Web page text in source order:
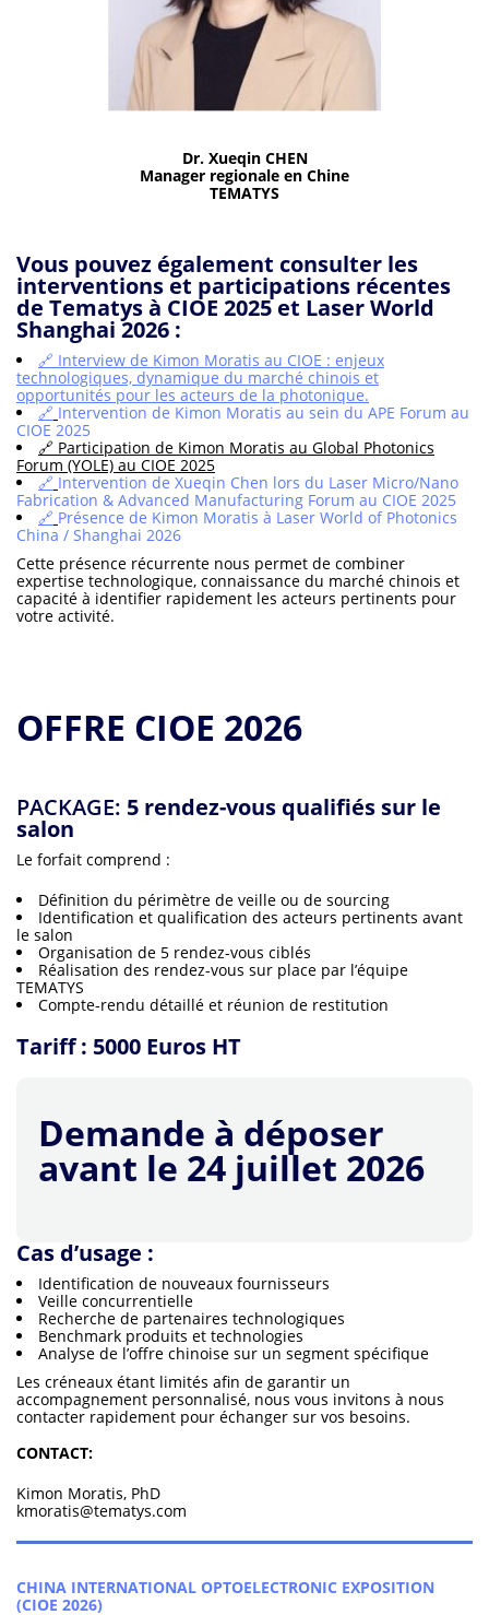
Dr. Xueqin CHEN
Manager regionale en Chine
TEMATYS
Vous pouvez également consulter les
interventions et participations récentes
de Tematys à CIOE 2025 et Laser World
Shanghai 2026 :
🔗 Interview de Kimon Moratis au CIOE : enjeux
technologiques, dynamique du marché chinois et
opportunités pour les acteurs de la photonique.
🔗 Intervention de Kimon Moratis au sein du APE Forum au
CIOE 2025
🔗 Participation de Kimon Moratis au Global Photonics
Forum (YOLE) au CIOE 2025
🔗 Intervention de Xueqin Chen lors du Laser Micro/Nano
Fabrication & Advanced Manufacturing Forum au CIOE 2025
🔗 Présence de Kimon Moratis à Laser World of Photonics
China / Shanghai 2026
Cette présence récurrente nous permet de combiner
expertise technologique, connaissance du marché chinois et
capacité à identifier rapidement les acteurs pertinents pour
votre activité.
OFFRE CIOE 2026
PACKAGE: 5 rendez-vous qualifiés sur le
salon
Le forfait comprend :
Définition du périmètre de veille ou de sourcing
Identification et qualification des acteurs pertinents avant
le salon
Organisation de 5 rendez-vous ciblés
Réalisation des rendez-vous sur place par l’équipe
TEMATYS
Compte-rendu détaillé et réunion de restitution
Tariff : 5000 Euros HT
Demande à déposer
avant le 24 juillet 2026
Cas d’usage :
Identification de nouveaux fournisseurs
Veille concurrentielle
Recherche de partenaires technologiques
Benchmark produits et technologies
Analyse de l’offre chinoise sur un segment spécifique
Les créneaux étant limités afin de garantir un
accompagnement personnalisé, nous vous invitons à nous
contacter rapidement pour échanger sur vos besoins.
CONTACT:
Kimon Moratis, PhD
kmoratis@tematys.com
CHINA INTERNATIONAL OPTOELECTRONIC EXPOSITION
(CIOE 2026)